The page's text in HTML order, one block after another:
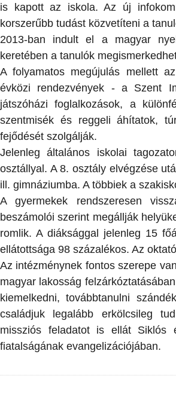
is kapott az iskola. Az új
korszerűbb tudást közvetíteni a
2013-ban indult el a magyar
keretében a tanulók
A folyamatos megújulás mellett
évközi rendezvények - a Szent
játszóházi foglalkozások, a
szentmisék és reggeli áhítatok,
fejődését szolgálják.
Jelenleg általános iskolai
osztállyal. A 8. osztály elvégzése
ill. gimnáziumba. A többiek a
A gyermekek rendszeresen
beszámolói szerint megállják
romlik. A diáksággal jelenleg 15
ellátottsága 98 százalékos. Az
Az intézménynek fontos szerepe
magyar lakosság
kiemelkedni, továbbtanulni
családjuk legalább erkölcsileg
missziós feladatot is ellát Siklós
fiatalságának evangelizációjában.